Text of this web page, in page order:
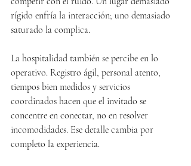
rígido enfría la interacción; uno demasiado
saturado la complica.
La hospitalidad también se percibe en lo
operativo. Registro ágil, personal atento,
tiempos bien medidos y servicios
coordinados hacen que el invitado se
concentre en conectar, no en resolver
incomodidades. Ese detalle cambia por
completo la experiencia.